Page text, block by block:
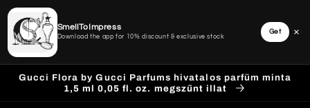
Ugrás a
tartalomhoz
Gucci Flora by Gucci Parfums hivatalos parfüm minta
1,5 ml 0,05 fl. oz. megszűnt illat
SmellToImpress
Download the app for 10% discount & exclusive stock
Get ×